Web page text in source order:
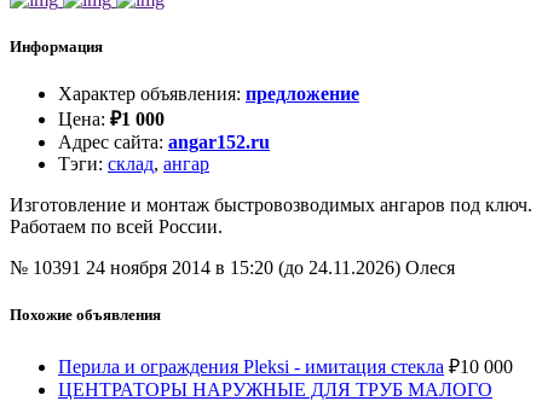
Информация
Характер объявления: предложение
Цена: ₽1 000
Адрес сайта: angar152.ru
Тэги: склад, ангар
Изготовление и монтаж быстровозводимых ангаров под ключ.
Работаем по всей России.
№ 10391 24 ноября 2014 в 15:20 (до 24.11.2026) Олеся
Похожие объявления
Перила и ограждения Pleksi - имитация стекла ₽10 000
ЦЕНТРАТОРЫ НАРУЖНЫЕ ДЛЯ ТРУБ МАЛОГО